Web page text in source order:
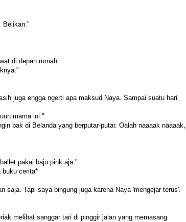
Belikan."
di depan rumah.
juga engga ngerti apa maksud Naya. Sampai suatu hari
mama ini."
bak di Belanda yang berputar-putar. Oalah naaaak naaaak,
pakai baju pink aja."
buku cerita*
saja. Tapi saya bingung juga karena Naya 'mengejar terus'.
melihat sanggar tari di pinggir jalan yang memasang